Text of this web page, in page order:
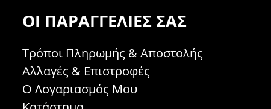
ΟΙ ΠΑΡΑΓΓΕΛΊΕΣ ΣΑΣ
Τρόποι Πληρωμής & Αποστολής
Αλλαγές & Επιστροφές
Ο Λογαριασμός Μου